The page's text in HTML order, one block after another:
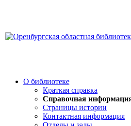
О библиотеке
Краткая справка
Справочная
Страницы истории
Контактная информация